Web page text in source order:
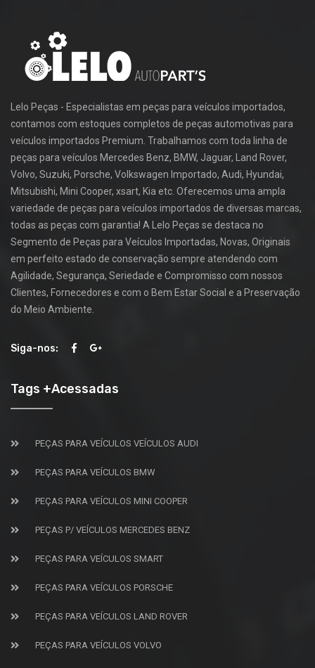
Lelo Peças - Especialistas em peças para veículos importados,
contamos com estoques completos de peças automotivas para
veículos importados Premium. Trabalhamos com toda linha de
peças para veículos Mercedes Benz, BMW, Jaguar, Land Rover,
Volvo, Suzuki, Porsche, Volkswagen Importado, Audi, Hyundai,
Mitsubishi, Mini Cooper, xsart, Kia etc. Oferecemos uma ampla
variedade de peças para veículos importados de diversas marcas,
todas as peças com garantia! A Lelo Peças se destaca no
Segmento de Peças para Veículos Importadas, Novas, Originais
em perfeito estado de conservação sempre atendendo com
Agilidade, Segurança, Seriedade e Compromisso com nossos
Clientes, Fornecedores e com o Bem Estar Social e a Preservação
do Meio Ambiente.
Siga-nos:
Tags +Acessadas
PEÇAS PARA VEÍCULOS VEÍCULOS AUDI
PEÇAS PARA VEÍCULOS BMW
PEÇAS PARA VEÍCULOS MINI COOPER
PEÇAS P/ VEÍCULOS MERCEDES BENZ
PEÇAS PARA VEÍCULOS SMART
PEÇAS PARA VEÍCULOS PORSCHE
PEÇAS PARA VEÍCULOS LAND ROVER
PEÇAS PARA VEÍCULOS VOLVO